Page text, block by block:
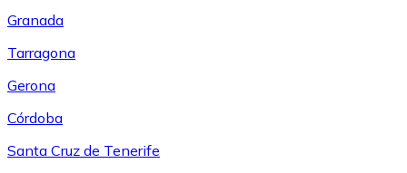
Granada
Tarragona
Gerona
Córdoba
Santa Cruz de Tenerife